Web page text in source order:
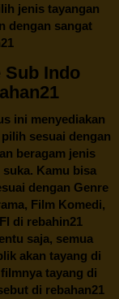
jenis tayangan
dengan sangat
Sub Indo
ini menyediakan
sesuai dengan
beragam jenis
Kamu bisa
dengan Genre
Film Komedi,
di rebahin21
saja, semua
akan tayang di
tayang di
di rebahan21